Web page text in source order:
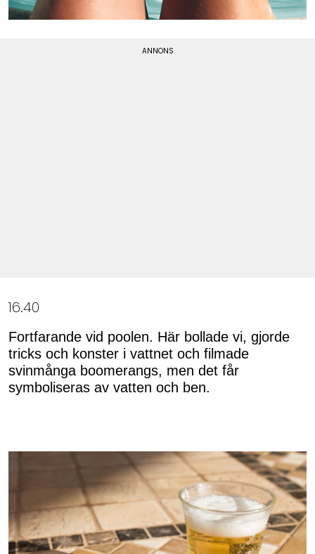
16.40
Fortfarande vid poolen. Här bollade vi, gjorde
tricks och konster i vattnet och filmade
svinmånga boomerangs, men det får
symboliseras av vatten och ben.